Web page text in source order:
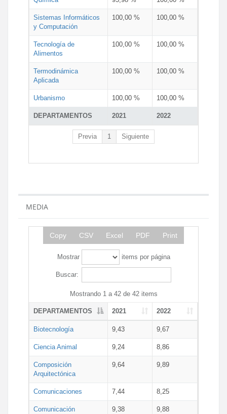
DEPARTAMENTOS 2021 2022
Sistemas Informáticos
y Computación
100,00 % 100,00 %
Tecnología de
Alimentos
100,00 % 100,00 %
Termodinámica
Aplicada
100,00 % 100,00 %
Urbanismo 100,00 % 100,00 %
Previa 1 Siguiente
MEDIA
Copy CSV Excel PDF Print
Mostrar items por página
Buscar:
Mostrando 1 a 42 de 42 items
DEPARTAMENTOS 2021 2022
Biotecnología 9,43 9,67
Ciencia Animal 9,24 8,86
Composición
Arquitectónica
9,64 9,89
Comunicaciones 7,44 8,25
Comunicación
9,38 9,88